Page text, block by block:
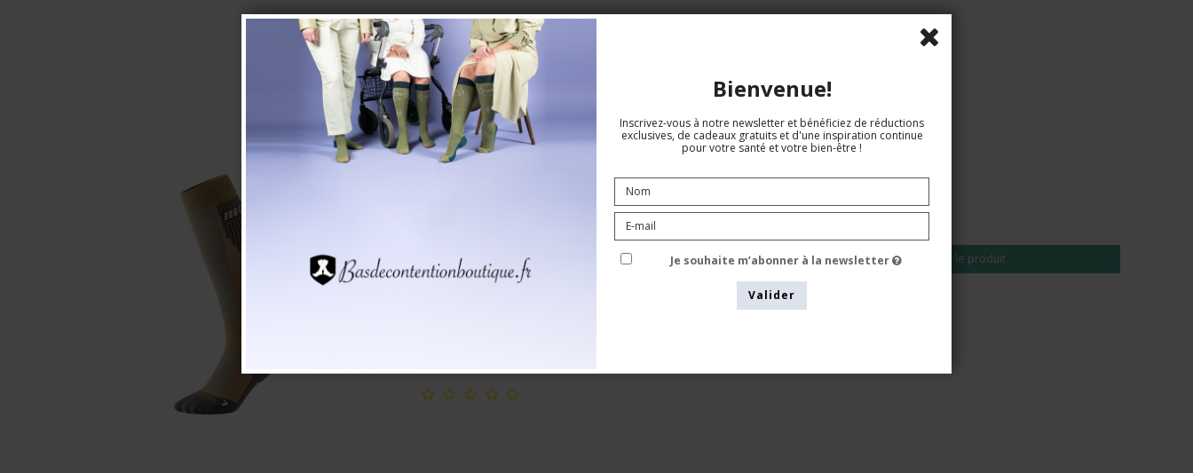
CEP Ski touring Bas de Compression,
WP70C3
Voir le produit
Bienvenue!
Inscrivez-vous à notre newsletter et bénéficiez de réductions
exclusives, de cadeaux gratuits et d'une inspiration continue
pour votre santé et votre bien-être !
Je souhaite m’abonner à la newsletter
Valider